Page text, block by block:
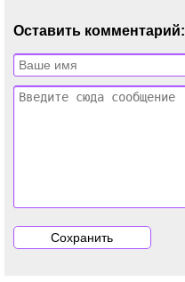
Оставить комментарий: